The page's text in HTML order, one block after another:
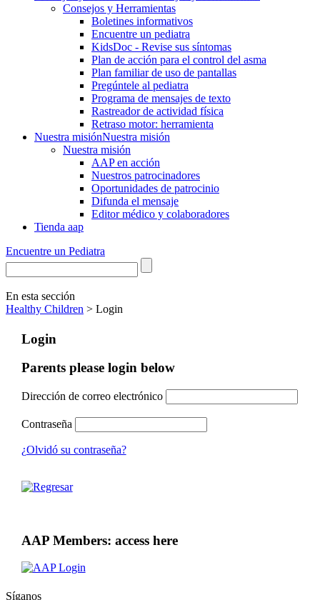
Consejos y Herramientas
Boletines informativos
Encuentre un pediatra
KidsDoc - Revise sus síntomas
Plan de acción para el control del asma
Plan familiar de uso de pantallas
Pregúntele al pediatra
Programa de mensajes de texto
Rastre​​ador de activida​d física
Retraso motor: herramienta
Nuestra misiónNuestra misión
Nuestra misión
AAP en acción
Nuestros patrocinadores
Oportunidades de patrocinio
Difunda el mensaje
Editor médico y colaboradores
Tienda aap
Encuentre un Pediatra
En esta sección
Healthy Children > Login
Login
Parents please login below
Dirección de correo electrónico
Contraseña
¿Olvidó su contraseña?
AAP Members: access here
Síganos